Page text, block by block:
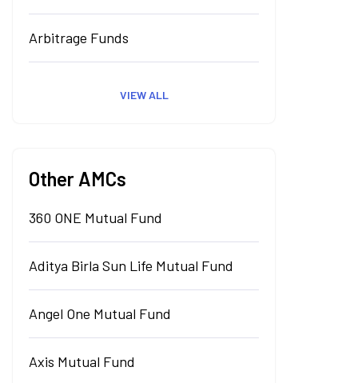
Arbitrage Funds
VIEW ALL
Other AMCs
360 ONE Mutual Fund
Aditya Birla Sun Life Mutual Fund
Angel One Mutual Fund
Axis Mutual Fund